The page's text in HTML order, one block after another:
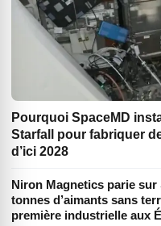
Pourquoi SpaceMD
Starfall pour fabriquer
d’ici 2028
Niron Magnetics parie
tonnes d’aimants sans
première industrielle aux